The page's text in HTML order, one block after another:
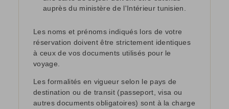
auprès du ministère de l'Intérieur tunisien.
Les noms et prénoms indiqués lors de votre
réservation doivent être strictement identiques
à ceux de vos documents utilisés pour le
voyage.
Les formalités en vigueur selon le pays de
destination ou de transit (passeport, visa ou
autres documents obligatoires) sont à la charge